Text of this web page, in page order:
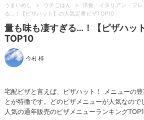
うまいめし > ウチごはん > 洋食・イタリアン・フレ
る…！【ピザハット】の人気定番ピザTOP10
量も味も凄すぎる…！【ピザハッ
TOP10
今村 梓
宅配ピザと言えば、ピザハット！ メニューの
とが特徴です。どのピザメニューが人気なので
人気の通年販売のピザメニューランキング